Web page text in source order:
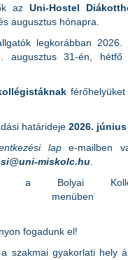
az Uni-Hostel
augusztus hónapra.
2026.
augusztus 31-én, hétfő
férőhelyüket
határideje 2026.
lape-mailben
miskolc.hu
a Bolyai
fogadunk el!
szakmai gyakorlati hely